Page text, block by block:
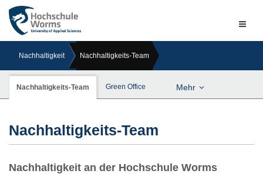
Nachhaltigkeit Nachhaltigkeits-Team
Nachhaltigkeits-Team Green Office Mehr
Nachhaltigkeits-Team
Nachhaltigkeit an der Hochschule Worms